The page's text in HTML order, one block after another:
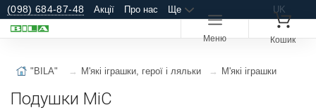
(098) 684-87-48 Акції Про нас Ще UK
Меню Кошик
"BILA" М'які іграшки, герої і ляльки М'які іграшки
Подушки MiC